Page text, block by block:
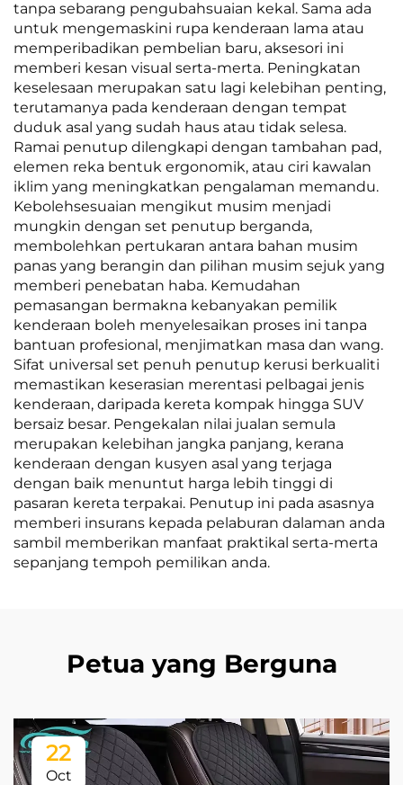
tanpa sebarang pengubahsuaian kekal. Sama ada
untuk mengemaskini rupa kenderaan lama atau
memperibadikan pembelian baru, aksesori ini
memberi kesan visual serta-merta. Peningkatan
keselesaan merupakan satu lagi kelebihan penting,
terutamanya pada kenderaan dengan tempat
duduk asal yang sudah haus atau tidak selesa.
Ramai penutup dilengkapi dengan tambahan pad,
elemen reka bentuk ergonomik, atau ciri kawalan
iklim yang meningkatkan pengalaman memandu.
Kebolehsesuaian mengikut musim menjadi
mungkin dengan set penutup berganda,
membolehkan pertukaran antara bahan musim
panas yang berangin dan pilihan musim sejuk yang
memberi penebatan haba. Kemudahan
pemasangan bermakna kebanyakan pemilik
kenderaan boleh menyelesaikan proses ini tanpa
bantuan profesional, menjimatkan masa dan wang.
Sifat universal set penuh penutup kerusi berkualiti
memastikan keserasian merentasi pelbagai jenis
kenderaan, daripada kereta kompak hingga SUV
bersaiz besar. Pengekalan nilai jualan semula
merupakan kelebihan jangka panjang, kerana
kenderaan dengan kusyen asal yang terjaga
dengan baik menuntut harga lebih tinggi di
pasaran kereta terpakai. Penutup ini pada asasnya
memberi insurans kepada pelaburan dalaman anda
sambil memberikan manfaat praktikal serta-merta
sepanjang tempoh pemilikan anda.
Petua yang Berguna
22
Oct